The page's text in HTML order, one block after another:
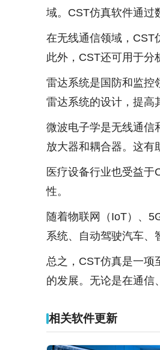
域。CST仿真软件通过
在无线通信领域，CST
此外，CST还可用于分
雷达系统是国防和监控
雷达系统的设计，提高
微波电子学是无线通信
放大器和耦合器。这有
医疗设备行业也受益
性。
随着物联网（IoT）、
系统、自动驾驶汽车、
总之，CST仿真是一项
的发展。无论是在通信
相关软件更新